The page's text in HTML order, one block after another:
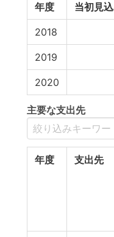
年度
当初見
2018
2019
2020
主要な支出先
年度 支出先